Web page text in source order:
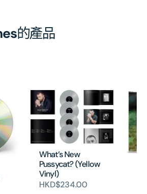
的產品
What’s New
Pussycat? (Yellow
Vinyl)
HKD$234.00